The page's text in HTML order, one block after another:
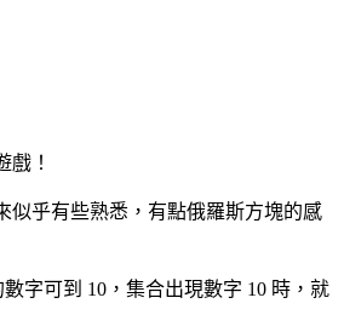
戲！
似乎有些熟悉，有點俄羅斯方塊的感
字可到 10，集合出現數字 10 時，就